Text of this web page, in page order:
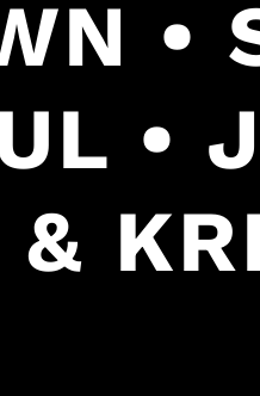
•
•
&